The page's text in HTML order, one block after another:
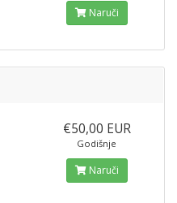
Naruči
€50,00 EUR
Godišnje
Naruči